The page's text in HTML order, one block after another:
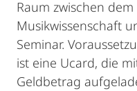
Raum zwischen
Musikwissenschaft
Seminar.
ist eine Ucard, die
Geldbetrag